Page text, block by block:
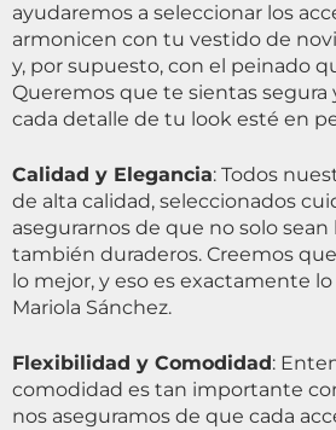
ayudaremos a seleccionar los
armonicen con tu vestido de
y, por supuesto, con el peinado
Queremos que te sientas segura
cada detalle de tu look esté en
Calidad y Elegancia: Todos
de alta calidad, seleccionados
asegurarnos de que no solo sean
también duraderos. Creemos
lo mejor, y eso es exactamente
Mariola Sánchez.
Flexibilidad y Comodidad :
comodidad es tan importante
nos aseguramos de que cada